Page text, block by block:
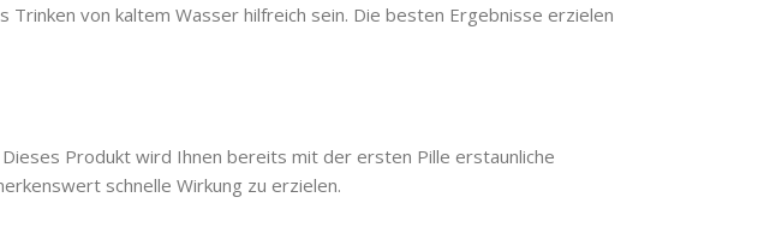
von kaltem Wasser hilfreich sein. Die besten Ergebnisse erzielen
Produkt wird Ihnen bereits mit der ersten Pille erstaunliche
schnelle Wirkung zu erzielen.